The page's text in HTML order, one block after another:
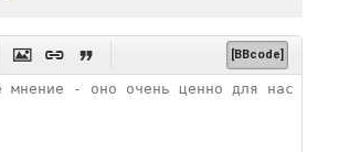
   [BBcode]